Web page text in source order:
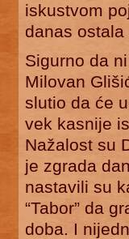
iskustvom
danas
Sigurno da
Milovan
slutio da će
vek kasnije
Nažalost su
je zgrada
nastavili su
“Tabor” da
doba. I